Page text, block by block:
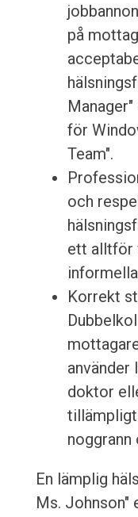
på
för
Team".
och
ett alltför
Korrekt
använder
doktor
En lämplig
Ms. Johnson"